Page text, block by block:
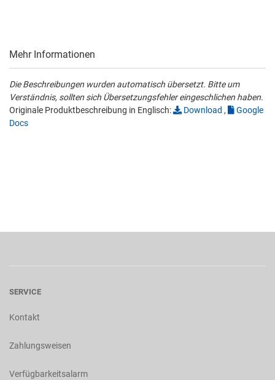
Mehr Informationen
Die Beschreibungen wurden automatisch übersetzt. Bitte um
Verständnis, sollten sich Übersetzungsfehler eingeschlichen haben.
Originale Produktbeschreibung in Englisch:
Download ,
Google
Docs
SERVICE
Kontakt
Zahlungsweisen
Verfügbarkeitsalarm